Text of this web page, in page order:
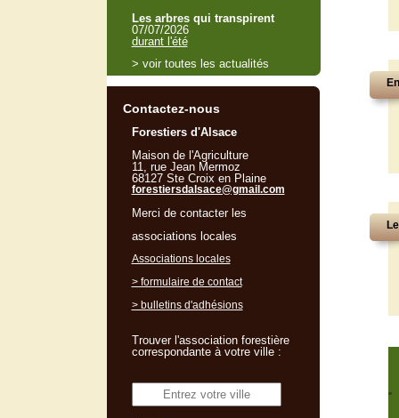
"
Les arbres qui transpirent
07/07/2026
durant l'été
> voir toutes les actualités
Contactez-nous
Forestiers d'Alsace
Maison de l'Agriculture
11, rue Jean Mermoz
68127 Ste Croix en Plaine
forestiersdalsace@gmail.com
Merci de contacter les
associations locales
Associations locales
> formulaire de contact
> bulletins d'adhésions
Trouver l'association forestière
correspondante à votre ville :